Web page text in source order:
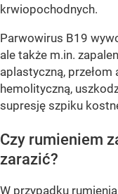
krwiopochodnych.
Parwowirus B19
ale także m.in.
aplastyczną,
hemolityczną,
supresję szpiku
Czy rumieniem
zarazić?
W przypadku